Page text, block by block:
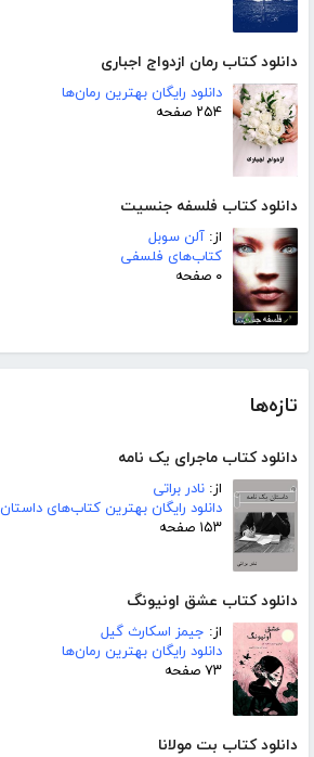
دانلود کتاب رمان ازدواج اجباری
دانلود رایگان بهترین رمان‌ها
۲۵۴ صفحه
دانلود کتاب فلسفه جنسیت
از: آلن سوبل
کتاب‌های فلسفی
۰ صفحه
تازه‌ها
دانلود کتاب ماجرای یک نامه
از: نادر براتی
دانلود رایگان بهترین کتاب‌های داستان
۱۵۳ صفحه
دانلود کتاب عشق اونیونگ
از: جیمز اسکارث گیل
دانلود رایگان بهترین رمان‌ها
۷۳ صفحه
دانلود کتاب بت مولانا